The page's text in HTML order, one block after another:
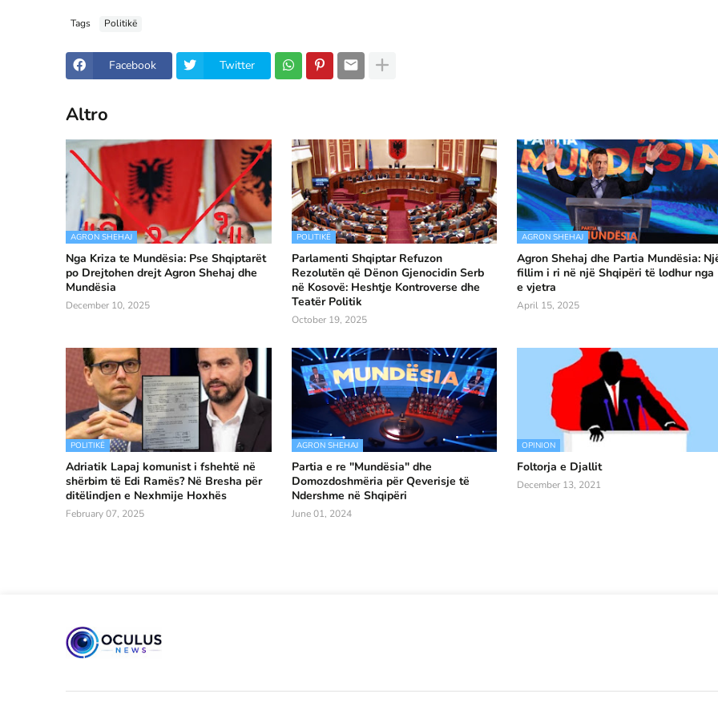
Tags Politikë
Facebook Twitter
Altro
AGRON SHEHAJ
Nga Kriza te Mundësia: Pse Shqiptarët
po Drejtohen drejt Agron Shehaj dhe
Mundësia
December 10, 2025
POLITIKË
Parlamenti Shqiptar Refuzon
Rezolutën që Dënon Gjenocidin Serb
në Kosovë: Heshtje Kontroverse dhe
Teatër Politik
October 19, 2025
AGRON SHEHAJ
Agron Shehaj dhe Partia Mundësia:
fillim i ri në një Shqipëri të lodhur nga
e vjetra
April 15, 2025
POLITIKË
Adriatik Lapaj komunist i fshehtë në
shërbim të Edi Ramës? Në Bresha për
ditëlindjen e Nexhmije Hoxhës
February 07, 2025
AGRON SHEHAJ
Partia e re "Mundësia" dhe
Domozdoshmëria për Qeverisje të
Ndershme në Shqipëri
June 01, 2024
OPINION
Foltorja e Djallit
December 13, 2021